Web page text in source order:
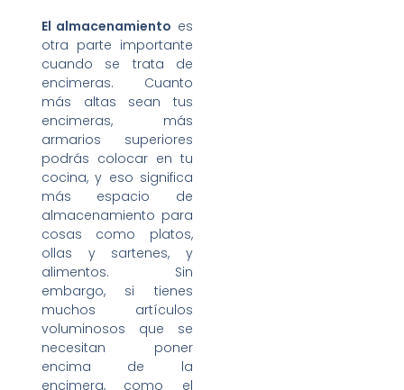
El almacenamiento es
otra parte importante
cuando se trata de
encimeras. Cuanto
más altas sean tus
encimeras, más
armarios superiores
podrás colocar en tu
cocina, y eso significa
más espacio de
almacenamiento para
cosas como platos,
ollas y sartenes, y
alimentos. Sin
embargo, si tienes
muchos artículos
voluminosos que se
necesitan poner
encima de la
encimera, como el